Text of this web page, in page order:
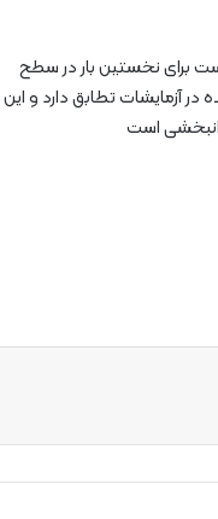
برای نخستین بار در سطح
با دقت ۷۵ درصد با نتایج بدست آمده در آزمایشات تطابق دارد و این
است